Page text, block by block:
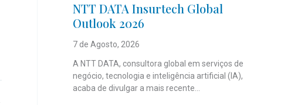
NTT DATA Insurtech Global
Outlook 2026
7 de Agosto, 2026
A NTT DATA, consultora global em serviços de
negócio, tecnologia e inteligência artificial (IA),
acaba de divulgar a mais recente...